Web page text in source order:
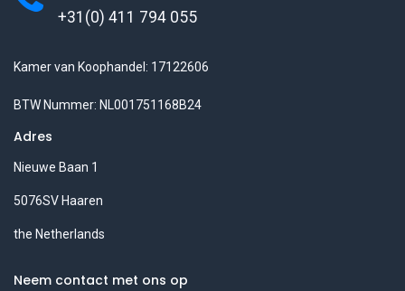
+31(0) 411 794 055
Kamer van Koophandel: 17122606
BTW Nummer: NL001751168B24
Adres
Nieuwe Baan 1
5076SV Haaren
the Netherlands
Neem contact met ons op